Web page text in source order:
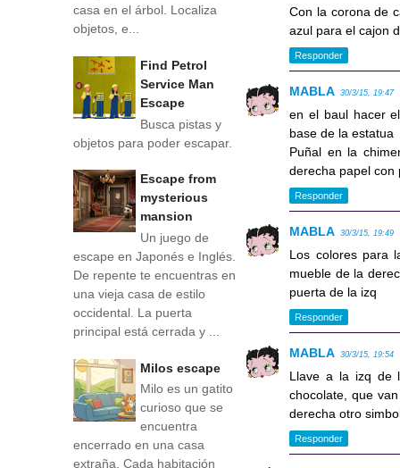
Con la corona de
azul para el cajon
Responder
MABLA 30/3/15, 19:47
en el baul hacer
base de la estatua
Puñal en la
derecha papel con
Responder
MABLA 30/3/15, 19:49
Los colores para
mueble de la
puerta de la izq
Responder
MABLA 30/3/15, 19:54
Llave a la izq de
chocolate, que
derecha otro
Responder
casa en el árbol. Localiza
objetos, e...
Find Petrol
Service Man
Escape
Busca pistas y
objetos para poder escapar.
Escape from
mysterious
mansion
Un juego de
escape en Japonés e Inglés.
De repente te encuentras en
una vieja casa de estilo
occidental. La puerta
principal está cerrada y ...
Milos escape
Milo es un gatito
curioso que se
encuentra
encerrado en una casa
extraña. Cada habitación